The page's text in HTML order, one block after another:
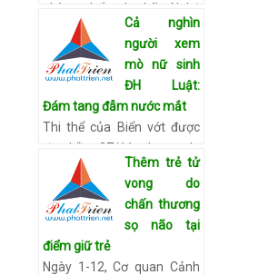
phòng chống lụt bão Nghệ
An cho biết, tính đến 16h
chiều 29/11, 2 trong số 10
ngư dân đã được cứu hộ và
đưa vào bờ an to…
Xem chi
tiết
Cả nghìn
người xem
mò nữ sinh
ĐH Luật:
Đám tang đẫm nước mắt
Thi thể của Biển vớt được
từ chiều 27/11 nhưng do
phong tục tập quán địa
phương nên em không
được đưa về nhà mà được
đặt trong một túp lều tạm
ngoài đ… Xem chi tiết
Thêm trẻ tử
vong do
chấn thương
sọ não tại
điểm giữ trẻ
Ngày 1-12, Cơ quan Cảnh